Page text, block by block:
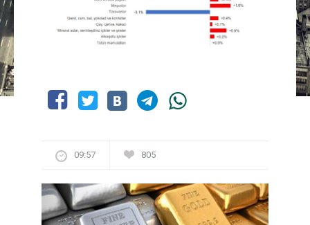
09:57 805